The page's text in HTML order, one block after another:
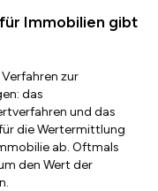
Immobilien gibt
zur
das
und das
die Wertermittlung
ab. Oftmals
den Wert der